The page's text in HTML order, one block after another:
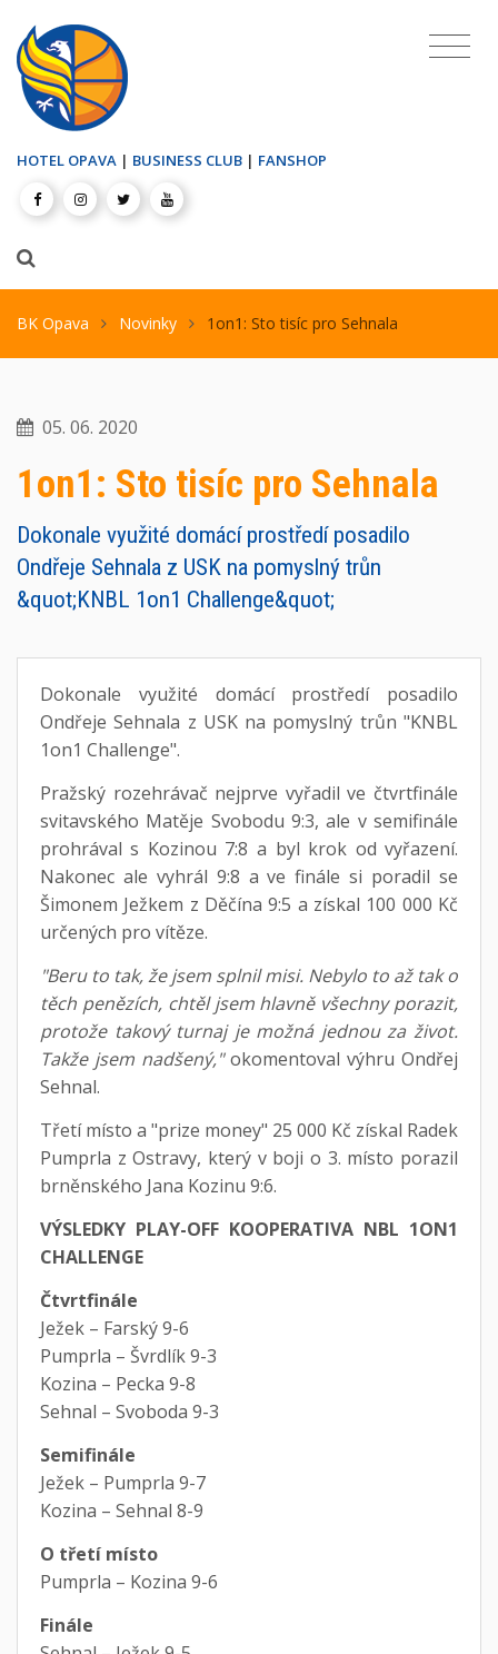
HOTEL OPAVA | BUSINESS CLUB | FANSHOP
BK Opava Novinky 1on1: Sto tisíc pro Sehnala
05. 06. 2020
1on1: Sto tisíc pro Sehnala
Dokonale využité domácí prostředí posadilo
Ondřeje Sehnala z USK na pomyslný trůn
&quot;KNBL 1on1 Challenge&quot;
Dokonale využité domácí prostředí posadilo
Ondřeje Sehnala z USK na pomyslný trůn "KNBL
1on1 Challenge".
Pražský rozehrávač nejprve vyřadil ve čtvrtfinále
svitavského Matěje Svobodu 9:3, ale v semifinále
prohrával s Kozinou 7:8 a byl krok od vyřazení.
Nakonec ale vyhrál 9:8 a ve finále si poradil se
Šimonem Ježkem z Děčína 9:5 a získal 100 000 Kč
určených pro vítěze.
"Beru to tak, že jsem splnil misi. Nebylo to až tak o
těch penězích, chtěl jsem hlavně všechny porazit,
protože takový turnaj je možná jednou za život.
Takže jsem nadšený,"okomentoval výhru Ondřej
Sehnal.
Třetí místo a "prize money" 25 000 Kč získal Radek
Pumprla z Ostravy, který v boji o 3. místo porazil
brněnského Jana Kozinu 9:6.
VÝSLEDKY PLAY-OFF KOOPERATIVA NBL 1ON1
CHALLENGE
Čtvrtfinále
Ježek – Farský 9-6
Pumprla – Švrdlík 9-3
Kozina – Pecka 9-8
Sehnal – Svoboda 9-3
Semifinále
Ježek – Pumprla 9-7
Kozina – Sehnal 8-9
O třetí místo
Pumprla – Kozina 9-6
Finále